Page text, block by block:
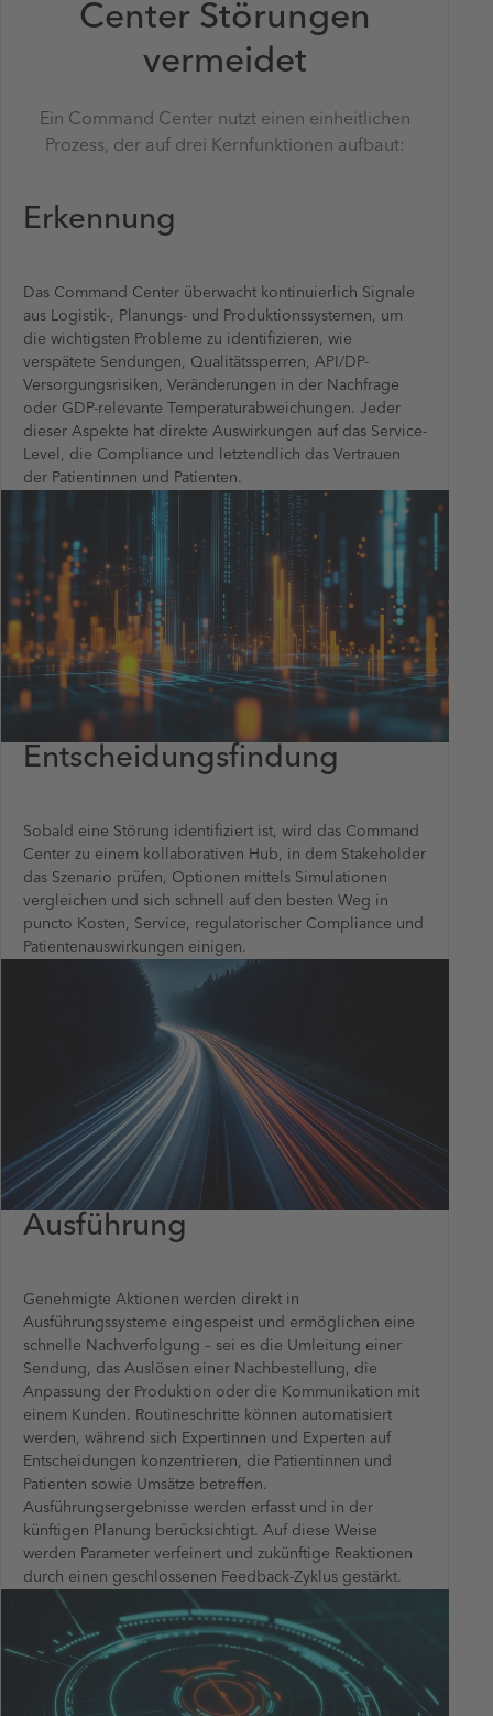
Center Störungen
vermeidet
Ein Command Center nutzt einen einheitlichen
Prozess, der auf drei Kernfunktionen aufbaut:
Erkennung
Das Command Center überwacht kontinuierlich Signale
aus Logistik-, Planungs- und Produktionssystemen, um
die wichtigsten Probleme zu identifizieren, wie
verspätete Sendungen, Qualitätssperren, API/DP-
Versorgungsrisiken, Veränderungen in der Nachfrage
oder GDP-relevante Temperaturabweichungen. Jeder
dieser Aspekte hat direkte Auswirkungen auf das Service-
Level, die Compliance und letztendlich das Vertrauen
der Patientinnen und Patienten.
Entscheidungsfindung
Sobald eine Störung identifiziert ist, wird das Command
Center zu einem kollaborativen Hub, in dem Stakeholder
das Szenario prüfen, Optionen mittels Simulationen
vergleichen und sich schnell auf den besten Weg in
puncto Kosten, Service, regulatorischer Compliance und
Patientenauswirkungen einigen.
Ausführung
Genehmigte Aktionen werden direkt in
Ausführungssysteme eingespeist und ermöglichen eine
schnelle Nachverfolgung – sei es die Umleitung einer
Sendung, das Auslösen einer Nachbestellung, die
Anpassung der Produktion oder die Kommunikation mit
einem Kunden. Routineschritte können automatisiert
werden, während sich Expertinnen und Experten auf
Entscheidungen konzentrieren, die Patientinnen und
Patienten sowie Umsätze betreffen.
Ausführungsergebnisse werden erfasst und in der
künftigen Planung berücksichtigt. Auf diese Weise
werden Parameter verfeinert und zukünftige Reaktionen
durch einen geschlossenen Feedback-Zyklus gestärkt.